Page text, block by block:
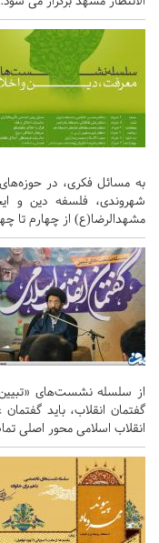
به مسائل فکری، در
شهروندی، فلسفه دین و
مشهدالرضا(ع) از چهارم تا
از سلسله نشست‌های «تبیین
گفتمان انقلاب، باید
انقلاب اسلامی محور اصلی